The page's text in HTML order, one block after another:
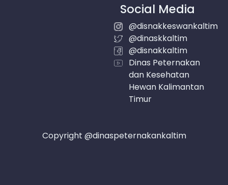
Social Media
@disnakkeswankaltim
@dinaskkaltim
@disnakkaltim
Dinas Peternakan
dan Kesehatan
Hewan Kalimantan
Timur
Copyright @dinaspeternakankaltim